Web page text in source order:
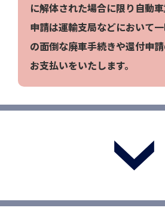
0120-
に解体された場合に限り自動
申請は運輸支局などにおいて
の面倒な廃車手続きや還付申
お支払いをいたします。